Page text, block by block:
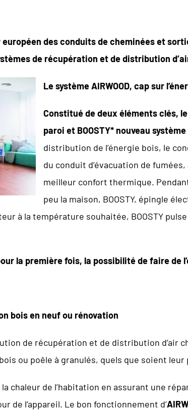
des conduits de cheminées et
de récupération et de distribution
Le système AIRWOOD, cap sur
Constitué de deux éléments clés,
paroi et BOOSTY* nouveau
distribution de l’énergie bois, le
du conduit d’évacuation de
meilleur confort thermique.
peu la maison, BOOSTY, épingle
à la température souhaitée, BOOSTY pulse
la première fois, la possibilité de faire de
bois en neuf ou rénovation
de récupération et de distribution d’air
ou poêle à granulés, quels que soient
chaleur de l’habitation en assurant une
de l’appareil. Le bon fonctionnement d’